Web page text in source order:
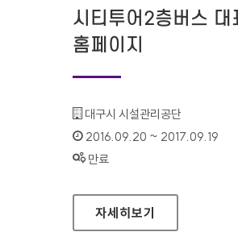
시티투어2층버스 대
홈페이지
기관명 :
대구시 시설관리공단
인증기간 :
2016.09.20 ~ 2017.09.19
상태 :
만료
시티투어2층버스 대표 홈
자세히보기